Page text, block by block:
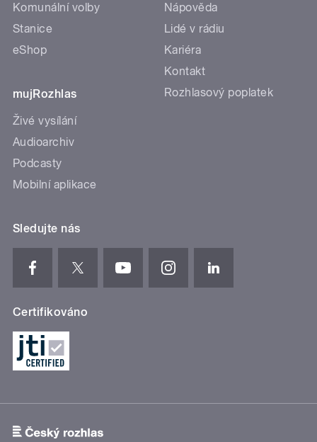
Komunální volby
Stanice
eShop
mujRozhlas
Živé vysílání
Audioarchiv
Podcasty
Mobilní aplikace
Nápověda
Lidé v rádiu
Kariéra
Kontakt
Rozhlasový poplatek
Sledujte nás
Certifikováno